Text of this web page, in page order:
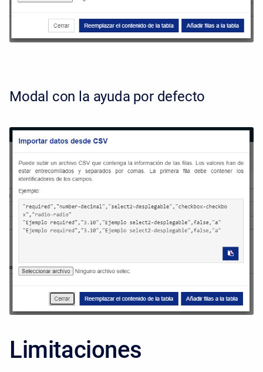
Modal con la ayuda por defecto
Limitaciones